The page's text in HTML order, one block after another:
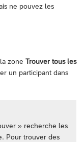
ne pouvez les
zone Trouver tous les
un participant dans
» recherche les
Pour trouver des